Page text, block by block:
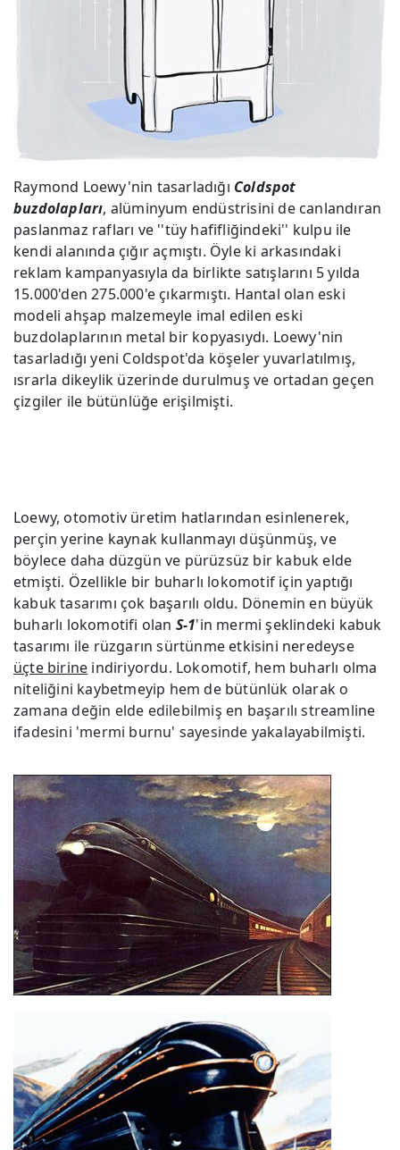
Raymond Loewy'nin tasarladığı Coldspot
buzdolapları, alüminyum endüstrisini de canlandıran
paslanmaz rafları ve ''tüy hafifliğindeki'' kulpu ile
kendi alanında çığır açmıştı. Öyle ki arkasındaki
reklam kampanyasıyla da birlikte satışlarını 5 yılda
15.000'den 275.000'e çıkarmıştı. Hantal olan eski
modeli ahşap malzemeyle imal edilen eski
buzdolaplarının metal bir kopyasıydı. Loewy'nin
tasarladığı yeni Coldspot'da köşeler yuvarlatılmış,
ısrarla dikeylik üzerinde durulmuş ve ortadan geçen
çizgiler ile bütünlüğe erişilmişti.
Loewy, otomotiv üretim hatlarından esinlenerek,
perçin yerine kaynak kullanmayı düşünmüş, ve
böylece daha düzgün ve pürüzsüz bir kabuk elde
etmişti. Özellikle bir buharlı lokomotif için yaptığı
kabuk tasarımı çok başarılı oldu. Dönemin en büyük
buharlı lokomotifi olan S-1'in mermi şeklindeki kabuk
tasarımı ile rüzgarın sürtünme etkisini neredeyse
üçte birine indiriyordu. Lokomotif, hem buharlı olma
niteliğini kaybetmeyip hem de bütünlük olarak o
zamana değin elde edilebilmiş en başarılı streamline
ifadesini 'mermi burnu' sayesinde yakalayabilmişti.